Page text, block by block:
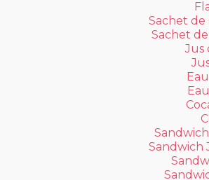
Sachet de
Sachet
Jus
Sandwich